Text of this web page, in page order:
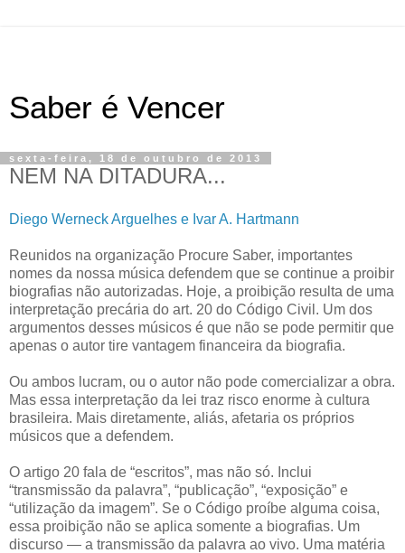
Saber é Vencer
sexta-feira, 18 de outubro de 2013
NEM NA DITADURA...
Diego Werneck Arguelhes e Ivar A. Hartmann
Reunidos na organização Procure Saber, importantes
nomes da nossa música defendem que se continue a proibir
biografias não autorizadas. Hoje, a proibição resulta de uma
interpretação precária do art. 20 do Código Civil. Um dos
argumentos desses músicos é que não se pode permitir que
apenas o autor tire vantagem financeira da biografia.
Ou ambos lucram, ou o autor não pode comercializar a obra.
Mas essa interpretação da lei traz risco enorme à cultura
brasileira. Mais diretamente, aliás, afetaria os próprios
músicos que a defendem.
O artigo 20 fala de “escritos”, mas não só. Inclui
“transmissão da palavra”, “publicação”, “exposição” e
“utilização da imagem”. Se o Código proíbe alguma coisa,
essa proibição não se aplica somente a biografias. Um
discurso — a transmissão da palavra ao vivo. Uma matéria